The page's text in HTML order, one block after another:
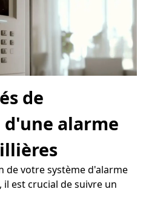
de
alarme
de votre système d'alarme
est crucial de suivre un